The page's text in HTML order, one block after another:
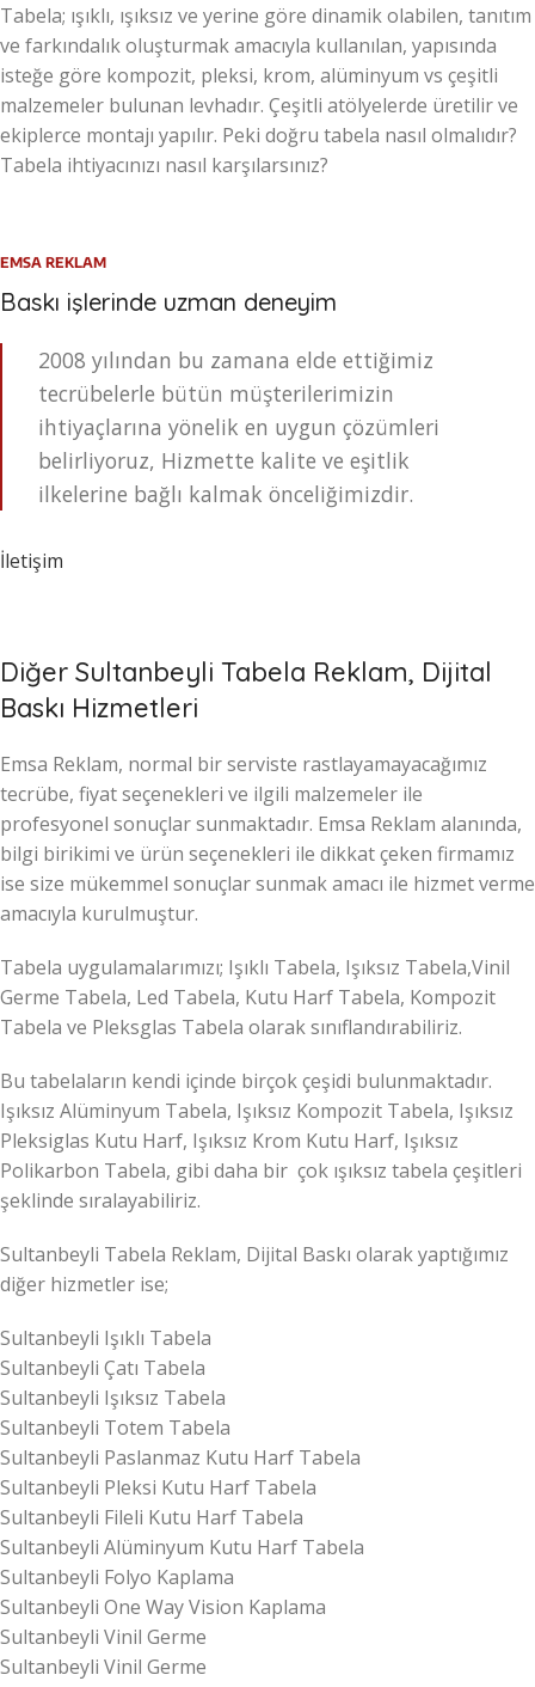
Tabela; ışıklı, ışıksız ve yerine göre dinamik olabilen, tanıtım
ve farkındalık oluşturmak amacıyla kullanılan, yapısında
isteğe göre kompozit, pleksi, krom, alüminyum vs çeşitli
malzemeler bulunan levhadır. Çeşitli atölyelerde üretilir ve
ekiplerce montajı yapılır. Peki doğru tabela nasıl olmalıdır?
Tabela ihtiyacınızı nasıl karşılarsınız?
EMSA REKLAM
Baskı işlerinde uzman deneyim
2008 yılından bu zamana elde ettiğimiz
tecrübelerle bütün müşterilerimizin
ihtiyaçlarına yönelik en uygun çözümleri
belirliyoruz, Hizmette kalite ve eşitlik
ilkelerine bağlı kalmak önceliğimizdir.
İletişim
Diğer Sultanbeyli Tabela Reklam, Dijital
Baskı Hizmetleri
Emsa Reklam, normal bir serviste rastlayamayacağımız
tecrübe, fiyat seçenekleri ve ilgili malzemeler ile
profesyonel sonuçlar sunmaktadır. Emsa Reklam alanında,
bilgi birikimi ve ürün seçenekleri ile dikkat çeken firmamız
ise size mükemmel sonuçlar sunmak amacı ile hizmet verme
amacıyla kurulmuştur.
Tabela uygulamalarımızı; Işıklı Tabela, Işıksız Tabela,Vinil
Germe Tabela, Led Tabela, Kutu Harf Tabela, Kompozit
Tabela ve Pleksglas Tabela olarak sınıflandırabiliriz.
Bu tabelaların kendi içinde birçok çeşidi bulunmaktadır.
Işıksız Alüminyum Tabela, Işıksız Kompozit Tabela, Işıksız
Pleksiglas Kutu Harf, Işıksız Krom Kutu Harf, Işıksız
Polikarbon Tabela, gibi daha bir çok ışıksız tabela çeşitleri
şeklinde sıralayabiliriz.
Sultanbeyli Tabela Reklam, Dijital Baskı olarak yaptığımız
diğer hizmetler ise;
Sultanbeyli Işıklı Tabela
Sultanbeyli Çatı Tabela
Sultanbeyli Işıksız Tabela
Sultanbeyli Totem Tabela
Sultanbeyli Paslanmaz Kutu Harf Tabela
Sultanbeyli Pleksi Kutu Harf Tabela
Sultanbeyli Fileli Kutu Harf Tabela
Sultanbeyli Alüminyum Kutu Harf Tabela
Sultanbeyli Folyo Kaplama
Sultanbeyli One Way Vision Kaplama
Sultanbeyli Vinil Germe
Sultanbeyli Vinil Germe